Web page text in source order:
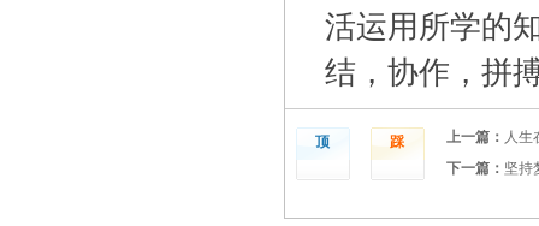
活运用所学的
结，协作，拼
顶 踩 上一篇： 人生
下一篇： 坚持